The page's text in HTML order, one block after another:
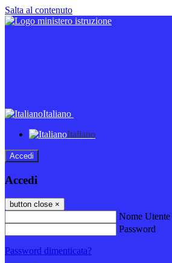
Salta al contenuto
Italiano
Italiano
Accedi
Accedi
button close ×
Nome Utente
Password
Password dimenticata?